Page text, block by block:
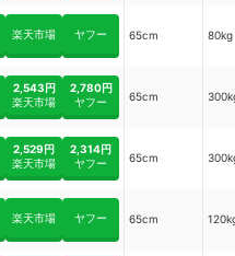
楽天市場 ヤフー 65cm 80kg
2,543円
楽天市場
2,780円
ヤフー
65cm
2,529円
楽天市場
2,314円
ヤフー
65cm
楽天市場 ヤフー 65cm